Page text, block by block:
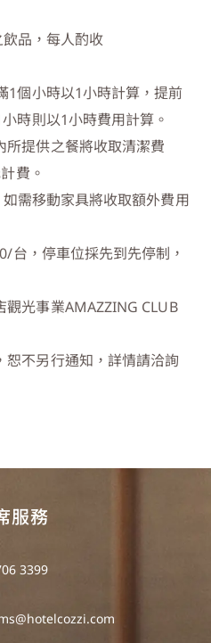
品，每人酌收
1個小時以1小時計算，提前
時則以1小時費用計算。
提供之餐將收取清潔費
費。
需移動家具將收取額外費用
台，停車位採先到先停制，
光事業AMAZZING CLUB
不另行通知，詳情請洽詢
服務
3399